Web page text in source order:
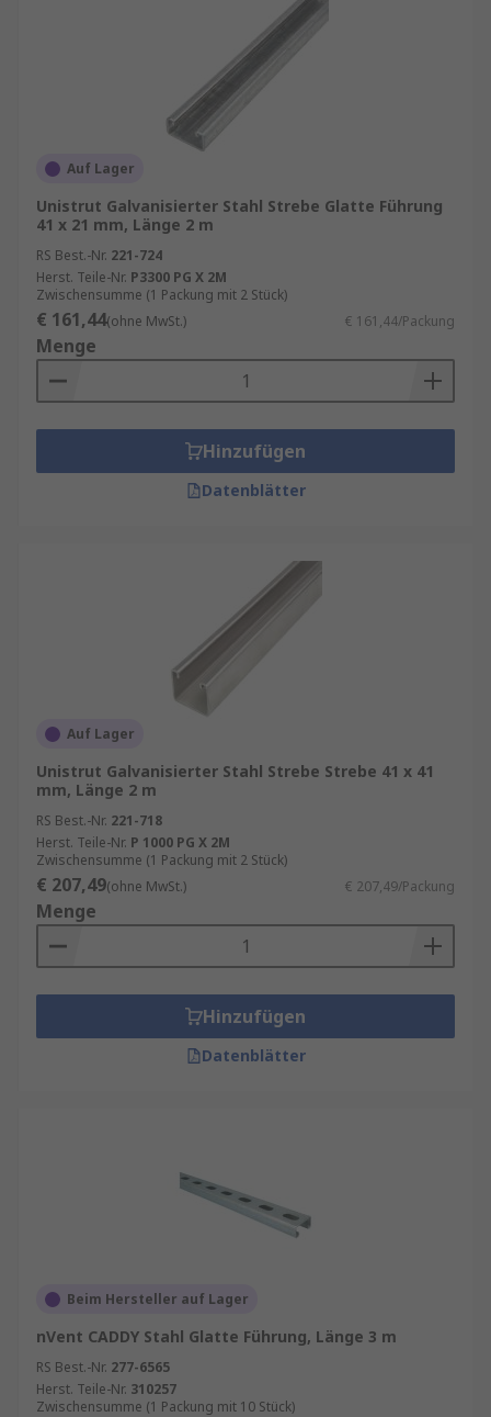
Auf Lager
Unistrut Galvanisierter Stahl Strebe Glatte Führung
41 x 21 mm, Länge 2 m
RS Best.-Nr. 221-724
Herst. Teile-Nr. P3300 PG X 2M
Zwischensumme (1 Packung mit 2 Stück)
€ 161,44(ohne MwSt.) € 161,44/Packung
Menge
Hinzufügen
Datenblätter
Auf Lager
Unistrut Galvanisierter Stahl Strebe Strebe 41 x 41
mm, Länge 2 m
RS Best.-Nr. 221-718
Herst. Teile-Nr. P 1000 PG X 2M
Zwischensumme (1 Packung mit 2 Stück)
€ 207,49(ohne MwSt.) € 207,49/Packung
Menge
Hinzufügen
Datenblätter
Beim Hersteller auf Lager
nVent CADDY Stahl Glatte Führung, Länge 3 m
RS Best.-Nr. 277-6565
Herst. Teile-Nr. 310257
Zwischensumme (1 Packung mit 10 Stück)